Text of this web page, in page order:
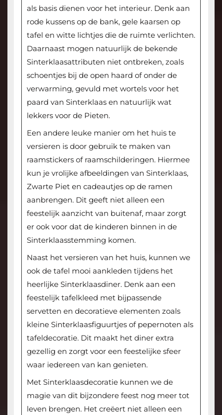
als basis dienen voor het interieur. Denk aan
rode kussens op de bank, gele kaarsen op
tafel en witte lichtjes die de ruimte verlichten.
Daarnaast mogen natuurlijk de bekende
Sinterklaasattributen niet ontbreken, zoals
schoentjes bij de open haard of onder de
verwarming, gevuld met wortels voor het
paard van Sinterklaas en natuurlijk wat
lekkers voor de Pieten.
Een andere leuke manier om het huis te
versieren is door gebruik te maken van
raamstickers of raamschilderingen. Hiermee
kun je vrolijke afbeeldingen van Sinterklaas,
Zwarte Piet en cadeautjes op de ramen
aanbrengen. Dit geeft niet alleen een
feestelijk aanzicht van buitenaf, maar zorgt
er ook voor dat de kinderen binnen in de
Sinterklaasstemming komen.
Naast het versieren van het huis, kunnen we
ook de tafel mooi aankleden tijdens het
heerlijke Sinterklaasdiner. Denk aan een
feestelijk tafelkleed met bijpassende
servetten en decoratieve elementen zoals
kleine Sinterklaasfiguurtjes of pepernoten als
tafeldecoratie. Dit maakt het diner extra
gezellig en zorgt voor een feestelijke sfeer
waar iedereen van kan genieten.
Met Sinterklaasdecoratie kunnen we de
magie van dit bijzondere feest nog meer tot
leven brengen. Het creëert niet alleen een